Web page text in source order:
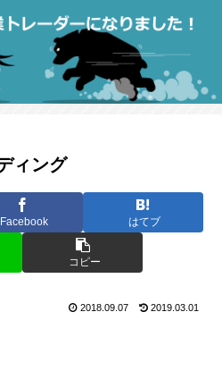
ィング
Facebook はてブ
コピー
2018.09.07 2019.03.01